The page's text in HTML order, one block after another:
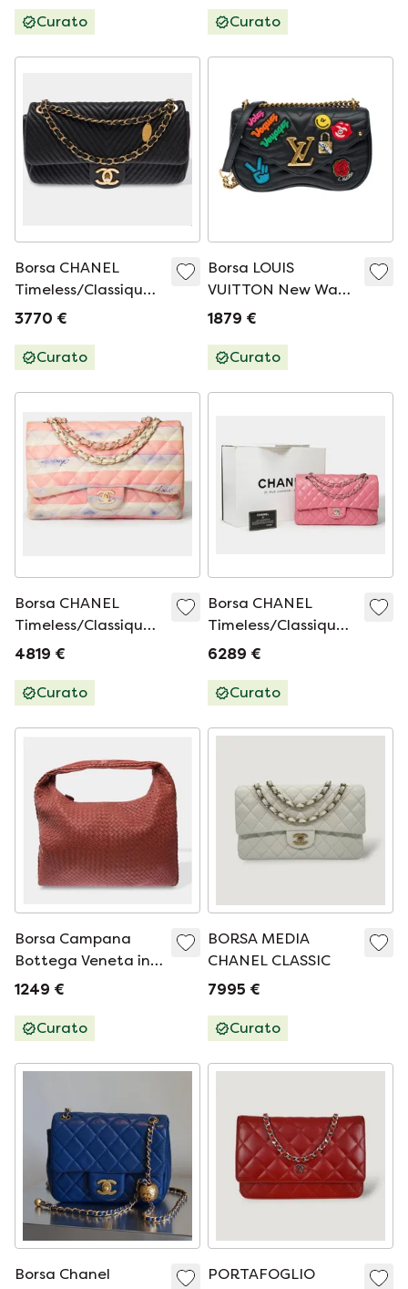
limone di J&S🍋🫐
Curato Curato
Borsa CHANEL
Timeless/Classique
in Cuir Noir - 103574
3770 €
Curato
Borsa LOUIS
VUITTON New Wave
in pelle nera - 102141
1879 €
Curato
Borsa CHANEL
Timeless/Classique
in cuoio multicolore
4819 €
Curato
Borsa CHANEL
Timeless/Classique
in cuoio rosa -
6289 €
Curato
Borsa Campana
Bottega Veneta in
pelle rosa - 103627
1249 €
Curato
BORSA MEDIA
CHANEL CLASSIC
7995 €
Curato
Borsa Chanel
PORTAFOGLIO